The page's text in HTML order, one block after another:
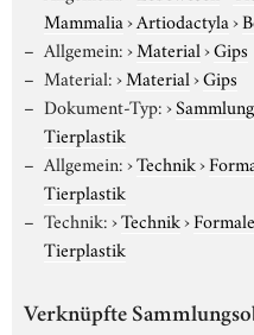
Mammalia›Artiodactyla›
Allgemein:›Material›Gips
Material:›Material›Gips
Dokument-Typ:›
Tierplastik
Allgemein:›Technik›
Tierplastik
Technik:›Technik›
Tierplastik
Verknüpfte